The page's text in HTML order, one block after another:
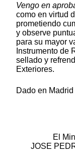
Vengo en
como en virtud
prometiendo
y observe
para su mayor
Instrumento de
sellado y
Exteriores.
Dado en
El
JOSE